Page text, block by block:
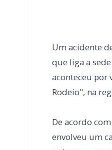
envolveu um
a sinuosa
do cavalo
Com o
Apesar do